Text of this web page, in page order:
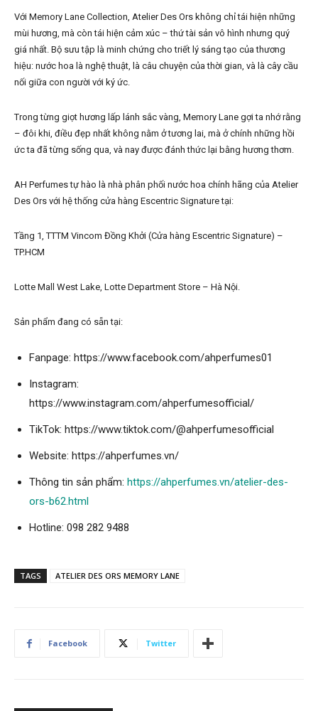
Với Memory Lane Collection, Atelier Des Ors không chỉ tái hiện những
mùi hương, mà còn tái hiện cảm xúc – thứ tài sản vô hình nhưng quý
giá nhất. Bộ sưu tập là minh chứng cho triết lý sáng tạo của thương
hiệu: nước hoa là nghệ thuật, là câu chuyện của thời gian, và là cây cầu
nối giữa con người với ký ức.
Trong từng giọt hương lấp lánh sắc vàng, Memory Lane gợi ta nhớ rằng
– đôi khi, điều đẹp nhất không nằm ở tương lai, mà ở chính những hồi
ức ta đã từng sống qua, và nay được đánh thức lại bằng hương thơm.
AH Perfumes tự hào là nhà phân phối nước hoa chính hãng của Atelier
Des Ors với hệ thống cửa hàng Escentric Signature tại:
Tầng 1, TTTM Vincom Đồng Khởi (Cửa hàng Escentric Signature) –
TP.HCM
Lotte Mall West Lake, Lotte Department Store – Hà Nội.
Sản phẩm đang có sẵn tại:
Fanpage: https://www.facebook.com/ahperfumes01
Instagram:
https://www.instagram.com/ahperfumesofficial/
TikTok: https://www.tiktok.com/@ahperfumesofficial
Website: https://ahperfumes.vn/
Thông tin sản phẩm: https://ahperfumes.vn/atelier-des-
ors-b62.html
Hotline: 098 282 9488
TAGS ATELIER DES ORS MEMORY LANE
Facebook Twitter